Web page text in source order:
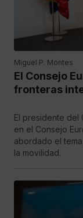
Miguel P. Montes
El Consejo
fronteras
El presidente del
en el Consejo
abordado el
la movilidad.